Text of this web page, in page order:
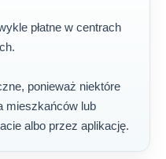
płatne w centrach
ponieważ niektóre
mieszkańców lub
albo przez aplikację.